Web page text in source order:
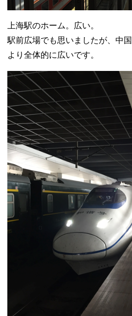
上海駅のホーム。広い。
駅前広場でも思いましたが、中
より全体的に広いです。